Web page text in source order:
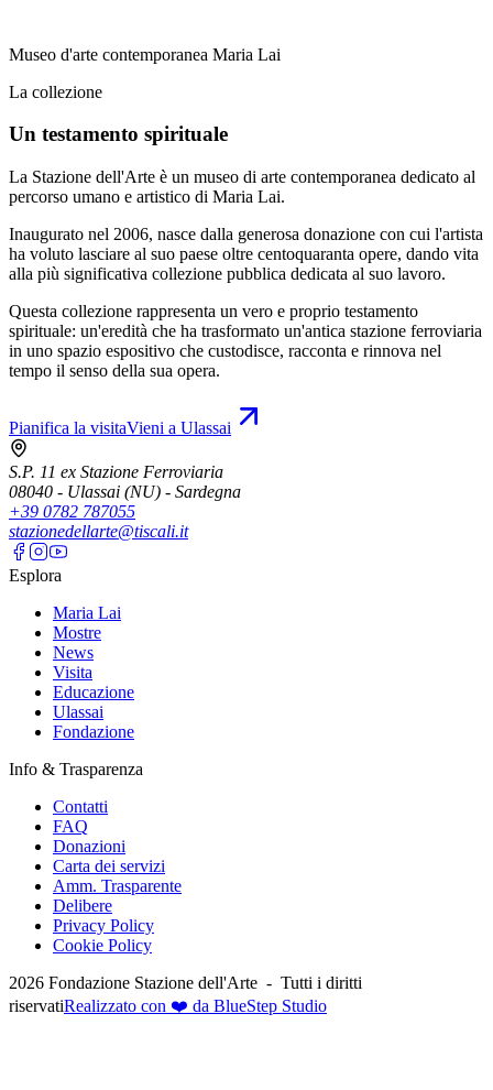
Museo d'arte contemporanea Maria Lai
La collezione
Un testamento spirituale
La Stazione dell'Arte è un museo di arte contemporanea dedicato al
percorso umano e artistico di Maria Lai.
Inaugurato nel 2006, nasce dalla generosa donazione con cui l'artista
ha voluto lasciare al suo paese oltre centoquaranta opere, dando vita
alla più significativa collezione pubblica dedicata al suo lavoro.
Questa collezione rappresenta un vero e proprio testamento
spirituale: un'eredità che ha trasformato un'antica stazione ferroviaria
in uno spazio espositivo che custodisce, racconta e rinnova nel
tempo il senso della sua opera.
Pianifica la visitaVieni a Ulassai
S.P. 11 ex Stazione Ferroviaria
08040 - Ulassai (NU) - Sardegna
+39 0782 787055
stazionedellarte@tiscali.it
Esplora
Maria Lai
Mostre
News
Visita
Educazione
Ulassai
Fondazione
Info & Trasparenza
Contatti
FAQ
Donazioni
Carta dei servizi
Amm. Trasparente
Delibere
Privacy Policy
Cookie Policy
2026 Fondazione Stazione dell'Arte - Tutti i diritti
riservatiRealizzato con ❤️ da BlueStep Studio